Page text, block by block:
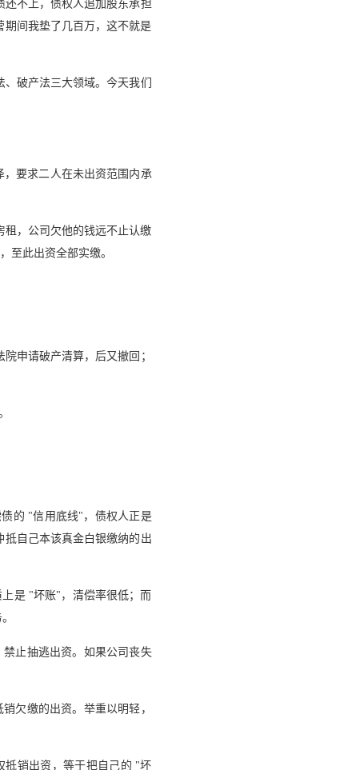
还不上，债权人追加股东承担
间我垫了几百万，这不就是
破产法三大领域。今天我们
要求二人在未出资范围内承
租，公司欠他的钱远不止认缴
至此出资全部实缴。
申请破产清算，后又撤回；
的 "信用底线"，债权人正是
自己本该真金白银缴纳的出
是 "坏账"，清偿率很低；而
止抽逃出资。如果公司丧失
欠缴的出资。举重以明轻，
抵销出资，等于把自己的 "坏